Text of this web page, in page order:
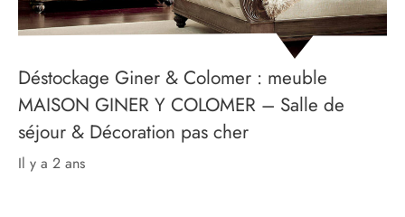
Déstockage Giner & Colomer : meuble
MAISON GINER Y COLOMER – Salle de
séjour & Décoration pas cher
il y a 2 ans